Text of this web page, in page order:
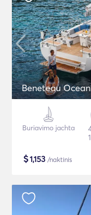
Beneteau
Buriavimo jachta
$1,153 /naktinis